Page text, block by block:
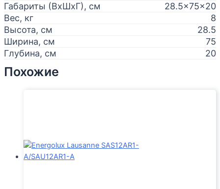
Габариты (ВхШхГ), см
28.5x75x20
Вес, кг
8
Высота, см
28.5
Ширина, см
75
Глубина, см
20
Похожие